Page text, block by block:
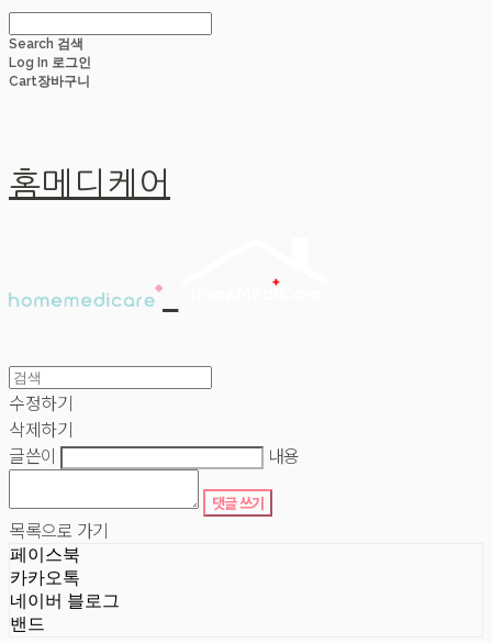
Search 검색
Log In 로그인
Cart장바구니
홈메디케어
수정하기
삭제하기
글쓴이
내용
댓글 쓰기
목록으로 가기
페이스북
카카오톡
네이버 블로그
밴드